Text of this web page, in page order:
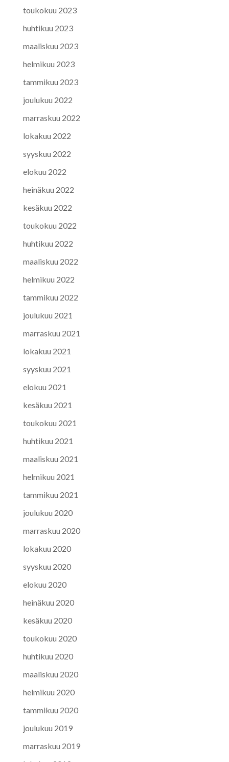
toukokuu 2023
huhtikuu 2023
maaliskuu 2023
helmikuu 2023
tammikuu 2023
joulukuu 2022
marraskuu 2022
lokakuu 2022
syyskuu 2022
elokuu 2022
heinäkuu 2022
kesäkuu 2022
toukokuu 2022
huhtikuu 2022
maaliskuu 2022
helmikuu 2022
tammikuu 2022
joulukuu 2021
marraskuu 2021
lokakuu 2021
syyskuu 2021
elokuu 2021
kesäkuu 2021
toukokuu 2021
huhtikuu 2021
maaliskuu 2021
helmikuu 2021
tammikuu 2021
joulukuu 2020
marraskuu 2020
lokakuu 2020
syyskuu 2020
elokuu 2020
heinäkuu 2020
kesäkuu 2020
toukokuu 2020
huhtikuu 2020
maaliskuu 2020
helmikuu 2020
tammikuu 2020
joulukuu 2019
marraskuu 2019